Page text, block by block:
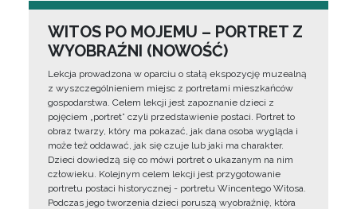
WITOS PO MOJEMU – PORTRET Z
WYOBRAŹNI (NOWOŚĆ)
Lekcja prowadzona w oparciu o stałą ekspozycję muzealną
z wyszczególnieniem miejsc z portretami mieszkańców
gospodarstwa. Celem lekcji jest zapoznanie dzieci z
pojęciem „portret” czyli przedstawienie postaci. Portret to
obraz twarzy, który ma pokazać, jak dana osoba wygląda i
może też oddawać, jak się czuje lub jaki ma charakter.
Dzieci dowiedzą się co mówi portret o ukazanym na nim
człowieku. Kolejnym celem lekcji jest przygotowanie
portretu postaci historycznej - portretu Wincentego Witosa.
Podczas jego tworzenia dzieci poruszą wyobraźnię, która